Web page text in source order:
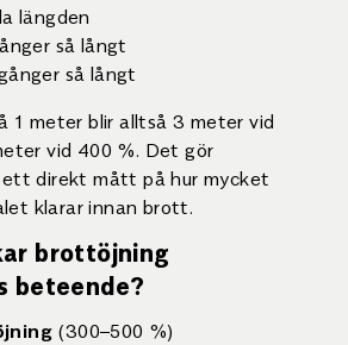
längden
så långt
så långt
1 meter blir alltså 3 meter vid
vid 400 %. Det gör
direkt mått på hur mycket
klarar innan brott.
brottöjning
beteende?
(300–500 %)